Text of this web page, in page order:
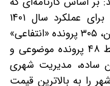
شورای عالی شهرسازی در سال ۱۴۰۲ برای عملکرد سال ۱۴۰۱
منتشر کرد، از ۳۵۳ پرونده این کمیسیون، ۳۰۵ پرونده «انتفاعی»
و به نفع مالکان خصوصی بوده و فقط ۴۸ پرونده موضوعی و
ساده، مدیریت شهری
را به بالاترین قیمت